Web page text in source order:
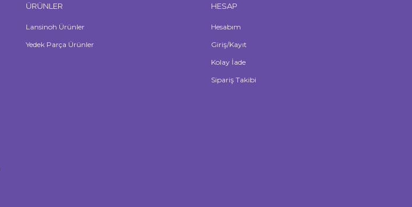
ÜRÜNLER
Lansinoh Ürünler
Yedek Parça Ürünler
HESAP
Hesabım
Giriş/Kayıt
Kolay İade
Sipariş Takibi